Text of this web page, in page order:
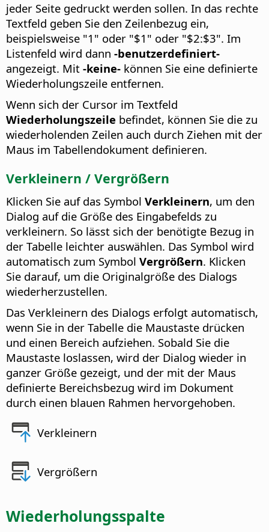
jeder Seite gedruckt werden sollen. In das rechte
Textfeld geben Sie den Zeilenbezug ein,
beispielsweise "1" oder "$1" oder "$2:$3". Im
Listenfeld wird dann -benutzerdefiniert-
angezeigt. Mit -keine- können Sie eine definierte
Wiederholungszeile entfernen.
Wenn sich der Cursor im Textfeld
Wiederholungszeile befindet, können Sie die zu
wiederholenden Zeilen auch durch Ziehen mit der
Maus im Tabellendokument definieren.
Verkleinern / Vergrößern
Klicken Sie auf das Symbol Verkleinern, um den
Dialog auf die Größe des Eingabefelds zu
verkleinern. So lässt sich der benötigte Bezug in
der Tabelle leichter auswählen. Das Symbol wird
automatisch zum Symbol Vergrößern. Klicken
Sie darauf, um die Originalgröße des Dialogs
wiederherzustellen.
Das Verkleinern des Dialogs erfolgt automatisch,
wenn Sie in der Tabelle die Maustaste drücken
und einen Bereich aufziehen. Sobald Sie die
Maustaste loslassen, wird der Dialog wieder in
ganzer Größe gezeigt, und der mit der Maus
definierte Bereichsbezug wird im Dokument
durch einen blauen Rahmen hervorgehoben.
Verkleinern
Vergrößern
Wiederholungsspalte